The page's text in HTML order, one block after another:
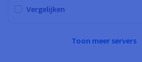
Vergelijken
Toon meer servers